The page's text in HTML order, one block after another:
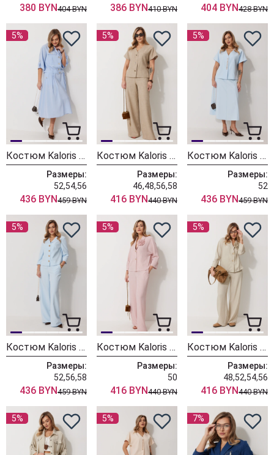
380 BYN404 BYN 386 BYN410 BYN 404 BYN428 BYN
5%
Костюм Kaloris 2292
Размеры:
52,54,56
436 BYN459 BYN
5%
Костюм Kaloris 2291
Размеры:
46,48,56,58
416 BYN440 BYN
5%
Костюм Kaloris 2290
Размеры:
52
436 BYN459 BYN
5%
Костюм Kaloris 2288
Размеры:
52,56,58
436 BYN459 BYN
5%
Костюм Kaloris 2287-1
Размеры:
50
416 BYN440 BYN
5%
Костюм Kaloris 2287
Размеры:
48,52,54,56
416 BYN440 BYN
5% 5% 7%